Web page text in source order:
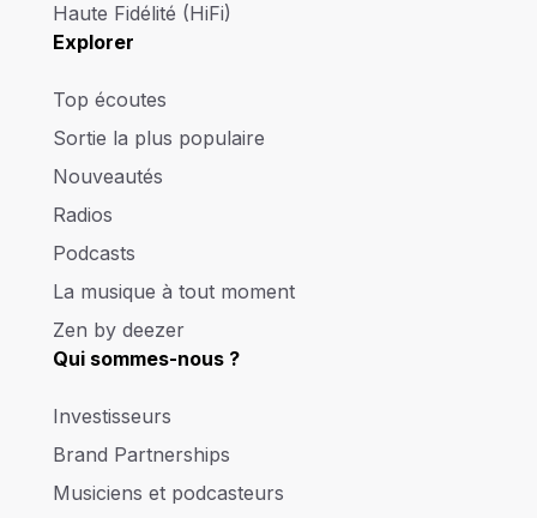
Haute Fidélité (HiFi)
Explorer
Top écoutes
Sortie la plus populaire
Nouveautés
Radios
Podcasts
La musique à tout moment
Zen by deezer
Qui sommes-nous ?
Investisseurs
Brand Partnerships
Musiciens et podcasteurs